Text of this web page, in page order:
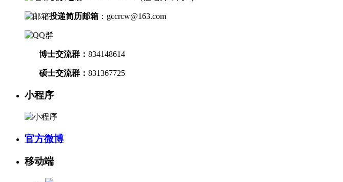
投递简历邮箱 ： gccrcw@163.com
博士交流群 ： 834148614
硕士交流群： 831367725
小程序
官方微博
移动端